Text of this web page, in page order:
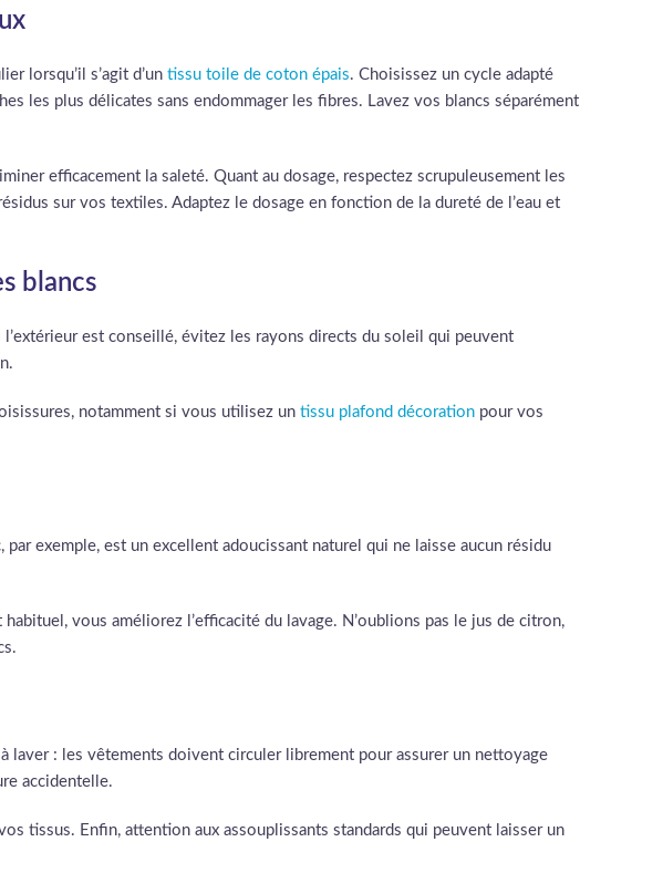
lorsqu’il s’agit d’un tissu toile de coton épais. Choisissez un cycle adapté
les plus délicates sans endommager les fibres. Lavez vos blancs séparément
efficacement la saleté. Quant au dosage, respectez scrupuleusement les
sur vos textiles. Adaptez le dosage en fonction de la dureté de l’eau et
blancs
est conseillé, évitez les rayons directs du soleil qui peuvent
notamment si vous utilisez un tissu plafond décoration pour vos
exemple, est un excellent adoucissant naturel qui ne laisse aucun résidu
vous améliorez l’efficacité du lavage. N’oublions pas le jus de citron,
laver : les vêtements doivent circuler librement pour assurer un nettoyage
accidentelle.
tissus. Enfin, attention aux assouplissants standards qui peuvent laisser un